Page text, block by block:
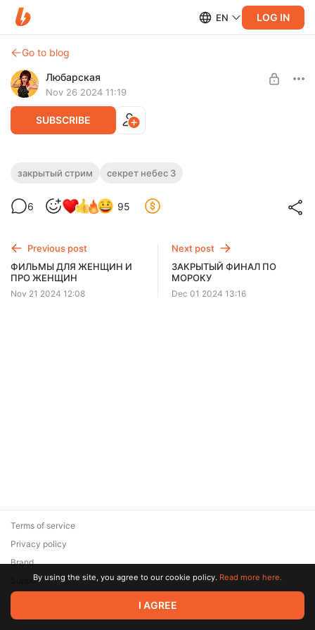
EN LOG IN
Go to blog
Любарская
Nov 26 2024 11:19
SUBSCRIBE
ЗАКРЫТЫЙ СТРИМ ПО СЕКРЕТ:НЕБЕС -
Эксклюзивный стрим только для спонсоров - 5 и 6 серии
Прямая поддержка
закрытый стрим секрет небес 3
6 95
Previous post
ФИЛЬМЫ ДЛЯ ЖЕНЩИН И
ПРО ЖЕНЩИН
Nov 21 2024 12:08
Next post
ЗАКРЫТЫЙ ФИНАЛ ПО
МОРОКУ
Dec 01 2024 13:16
© 2026 Zaya Solutions Limited. All rights reserved. All trademarks
are the property of their respective owners.
Terms of service
Privacy policy
Brand
SupportBy using the site, you agree to our cookie policy. Read more here.
I AGREE